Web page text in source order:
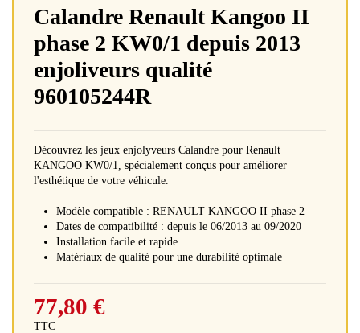
Calandre Renault Kangoo II
phase 2 KW0/1 depuis 2013
enjoliveurs qualité
960105244R
Découvrez les jeux enjolyveurs Calandre pour Renault
KANGOO KW0/1, spécialement conçus pour améliorer
l'esthétique de votre véhicule.
Modèle compatible : RENAULT KANGOO II phase 2
Dates de compatibilité : depuis le 06/2013 au 09/2020
Installation facile et rapide
Matériaux de qualité pour une durabilité optimale
77,80 €
TTC